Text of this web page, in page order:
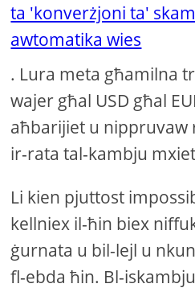
ta 'konverżjoni ta'
awtomatika wies
. Lura meta għamilna
wajer għal USD għal
aħbarijiet u nippruvaw
ir-rata tal-kambju
Li kien pjuttost
kellniex il-ħin biex
ġurnata u bil-lejl u
fl-ebda ħin. Bl-